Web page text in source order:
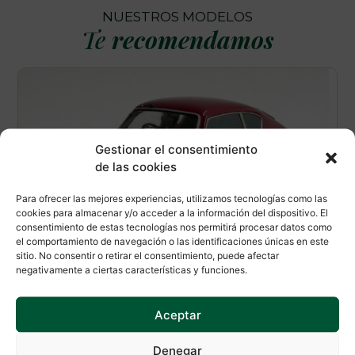
Gestionar el consentimiento
de las cookies
Para ofrecer las mejores experiencias, utilizamos tecnologías como las
cookies para almacenar y/o acceder a la información del dispositivo. El
consentimiento de estas tecnologías nos permitirá procesar datos como
el comportamiento de navegación o las identificaciones únicas en este
sitio. No consentir o retirar el consentimiento, puede afectar
negativamente a ciertas características y funciones.
Aceptar
Denegar
NUESTROS MODELOS
Te recomendamos
Slot Classic CJ-28
Referencia CJ-28
LANCIA AURELIA LE MANS 51